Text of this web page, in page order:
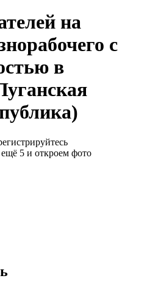
на
с
в
5 и откроем фото